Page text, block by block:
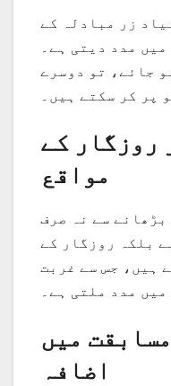
زر مبادلہ کے
مدد دیتی ہے۔
جائے، تو دوسرے
پر کر سکتے ہیں۔
روزگار کے
مواقع
سے نہ صرف
بلکہ روزگار کے
ہیں، جس سے غربت
مدد ملتی ہے۔
میں
اضافہ